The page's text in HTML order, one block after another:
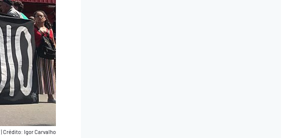
Crédito: Igor Carvalho